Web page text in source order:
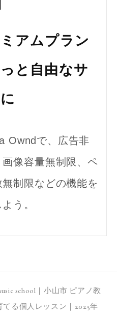
アムプラン
と自由なサ
Owndで、広告非
画像容量無制限、ペ
無制限などの機能を
う。
school｜小山市 ピアノ教
る個人レッスン｜2025年